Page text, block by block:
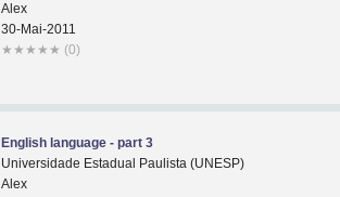
Alex
30-Mai-2011
★ ★ ★ ★ ★ (0)
English language - part 3
Universidade Estadual Paulista (UNESP)
Alex